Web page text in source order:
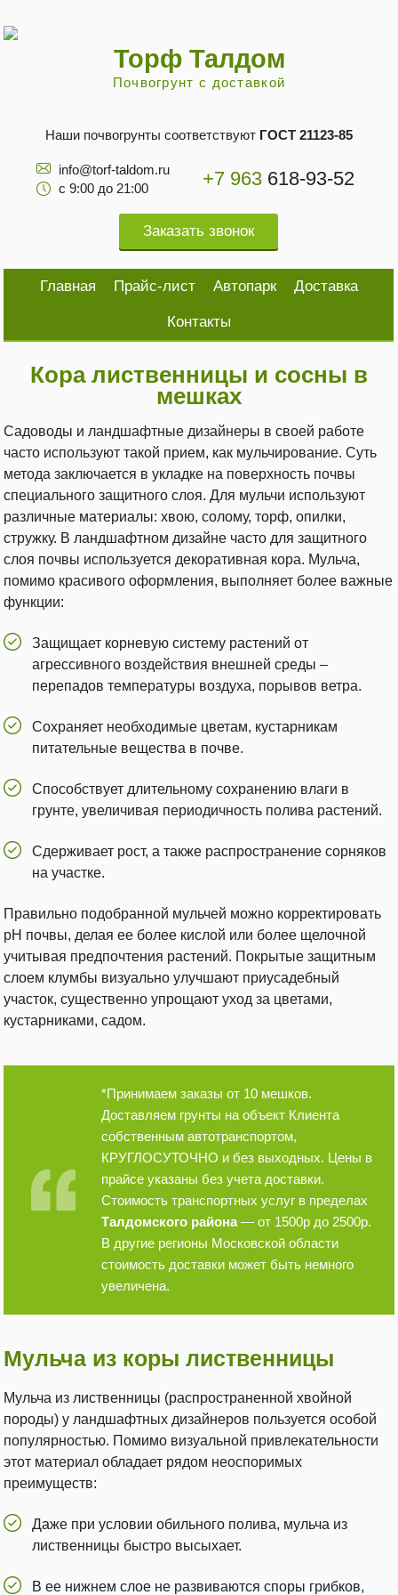
Торф Талдом
Почвогрунт с доставкой
Наши почвогрунты соответствуют ГОСТ 21123-85
info@torf-taldom.ru
с 9:00 до 21:00
+7 963 618-93-52
Заказать звонок
Главная Прайс-лист Автопарк Доставка
Контакты
Кора лиственницы и сосны в
мешках
Садоводы и ландшафтные дизайнеры в своей работе
часто используют такой прием, как мульчирование. Суть
метода заключается в укладке на поверхность почвы
специального защитного слоя. Для мульчи используют
различные материалы: хвою, солому, торф, опилки,
стружку. В ландшафтном дизайне часто для защитного
слоя почвы используется декоративная кора. Мульча,
помимо красивого оформления, выполняет более важные
функции:
Защищает корневую систему растений от
агрессивного воздействия внешней среды –
перепадов температуры воздуха, порывов ветра.
Сохраняет необходимые цветам, кустарникам
питательные вещества в почве.
Способствует длительному сохранению влаги в
грунте, увеличивая периодичность полива растений.
Сдерживает рост, а также распространение сорняков
на участке.
Правильно подобранной мульчей можно корректировать
pH почвы, делая ее более кислой или более щелочной
учитывая предпочтения растений. Покрытые защитным
слоем клумбы визуально улучшают приусадебный
участок, существенно упрощают уход за цветами,
кустарниками, садом.
*Принимаем заказы от 10 мешков.
Доставляем грунты на объект Клиента
собственным автотранспортом,
КРУГЛОСУТОЧНО и без выходных. Цены в
прайсе указаны без учета доставки.
Стоимость транспортных услуг в пределах
Талдомского района— от 1500р до 2500р.
В другие регионы Московской области
стоимость доставки может быть немного
увеличена.
Мульча из коры лиственницы
Мульча из лиственницы (распространенной хвойной
породы) у ландшафтных дизайнеров пользуется особой
популярностью. Помимо визуальной привлекательности
этот материал обладает рядом неоспоримых
преимуществ:
Даже при условии обильного полива, мульча из
лиственницы быстро высыхает.
В ее нижнем слое не развиваются споры грибков,